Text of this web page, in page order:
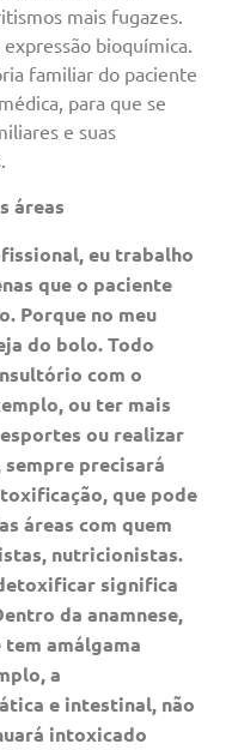
mais fugazes.
bioquímica.
familiar do paciente
para que se
e suas
áreas
eu trabalho
que o paciente
Porque no meu
do bolo. Todo
com o
ou ter mais
ou realizar
precisará
que pode
áreas com quem
nutricionistas.
significa
da anamnese,
amálgama
a
e intestinal, não
intoxicado